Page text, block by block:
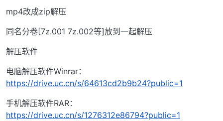
mp4改成zip解压
同名分卷[7z.001 7z.002等]放到一起解压
解压软件
电脑解压软件Winrar：
https://drive.uc.cn/s/64613cd2b9b24?public=1
手机解压软件RAR：
https://drive.uc.cn/s/1276312e86794?public=1